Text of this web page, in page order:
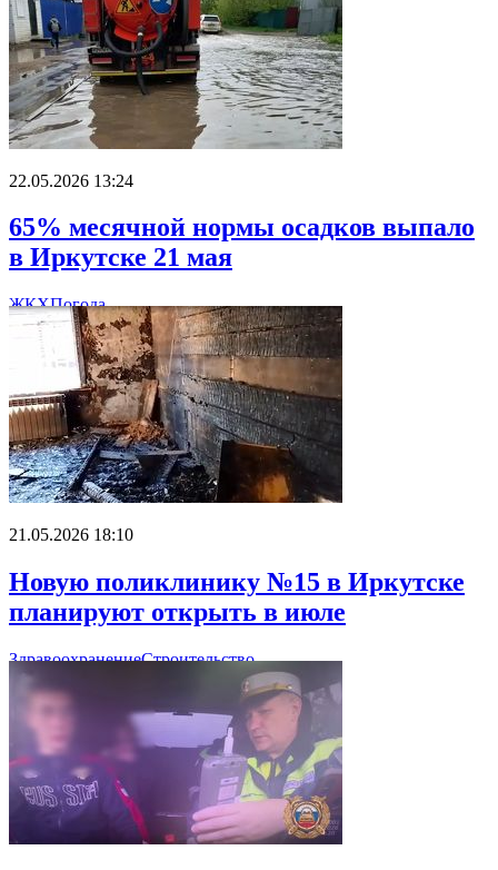
22.05.2026 13:24
65% месячной нормы осадков выпало
в Иркутске 21 мая
ЖКХПогода
21.05.2026 18:10
Новую поликлинику №15 в Иркутске
планируют открыть в июле
ЗдравоохранениеСтроительство